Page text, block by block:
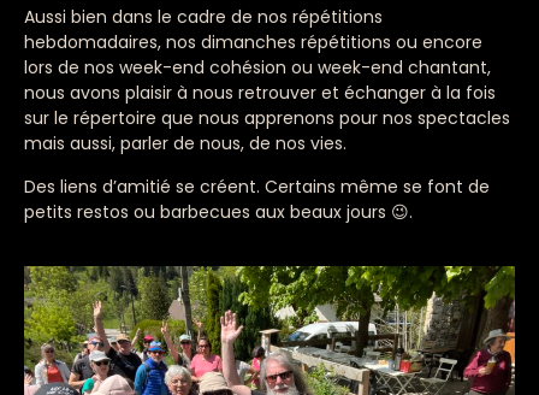
Aussi bien dans le cadre de nos répétitions
hebdomadaires, nos dimanches répétitions ou encore
lors de nos week-end cohésion ou week-end chantant,
nous avons plaisir à nous retrouver et échanger à la fois
sur le répertoire que nous apprenons pour nos spectacles
mais aussi, parler de nous, de nos vies.
Des liens d’amitié se créent. Certains même se font de
petits restos ou barbecues aux beaux jours 😉.